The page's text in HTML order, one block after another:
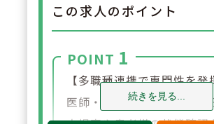
この求人のポイント
POINT 1
【多職種連携で専門性を発
医師・看護師と連携しなが
続きを見る...